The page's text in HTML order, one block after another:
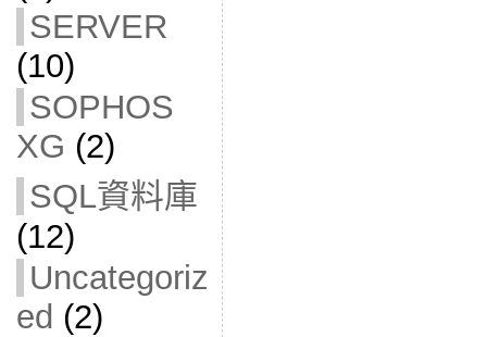
SERVER
(10)
SOPHOS
XG (2)
SQL資料庫
(12)
Uncategoriz
ed (2)